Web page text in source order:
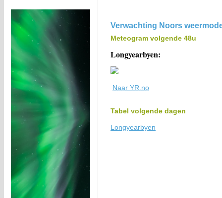
Verwachting Noors
Meteogram volgende 48u
Longyearbyen:
Naar YR.no
Tabel volgende dagen
Longyearbyen